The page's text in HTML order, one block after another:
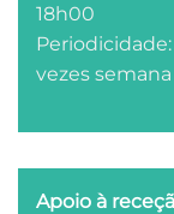
18h00
Periodicidade:
vezes semana
Apoio à